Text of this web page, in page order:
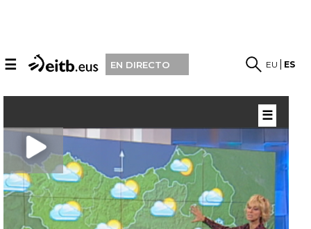
☰ EN DIRECTO EU ES
☰